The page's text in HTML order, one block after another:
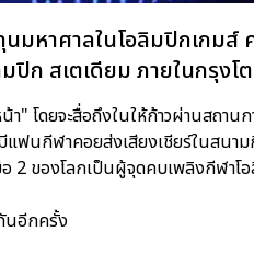
หาศาลในโอลิมปิกเกมส์
ก สเตเดียม ภายในกรุงโ
" โดยจะสื่อถึงในให้ก้าวผ่านสถาน
แฟนกีฬาคอยส่งเสียงเชียร์ในสน
2 ของโลกเป็นผู้จุดคบเพลิงกีฬาโ
นอีกครั้ง